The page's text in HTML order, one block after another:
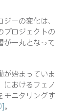
ーの変化は、
プロジェクトの
が一丸となって
が始まっていま
におけるフェノ
モニタリングす
。